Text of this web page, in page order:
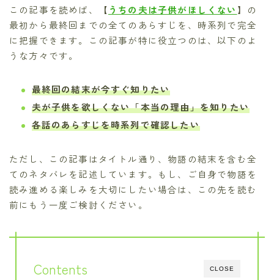
この記事を読めば、【 うちの夫は子供がほしくない 】の
最初から最終回までの全てのあらすじを、時系列で完全
に把握できます。この記事が特に役立つのは、以下のよ
うな方々です。
最終回の結末が今すぐ知りたい
夫が子供を欲しくない「本当の理由」を知りたい
各話のあらすじを時系列で確認したい
ただし、この記事はタイトル通り、物語の結末を含む全
てのネタバレを記述しています。もし、ご自身で物語を
読み進める楽しみを大切にしたい場合は、この先を読む
前にもう一度ご検討ください。
CLOSE
Contents